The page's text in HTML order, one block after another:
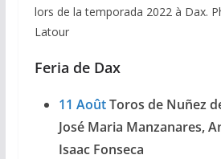
lors de la temporada 2022 à Dax.
Latour
Feria de Dax
11 AoûtToros de Nuñez
José Maria Manzanares,
Isaac Fonseca